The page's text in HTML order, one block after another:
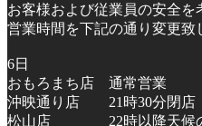
お客様および従業員の安全を
営業時間を下記の通り変更致
6日
おもろまち店 通常営業
沖映通り店 21時30分閉店
松山店 22時以降天候の